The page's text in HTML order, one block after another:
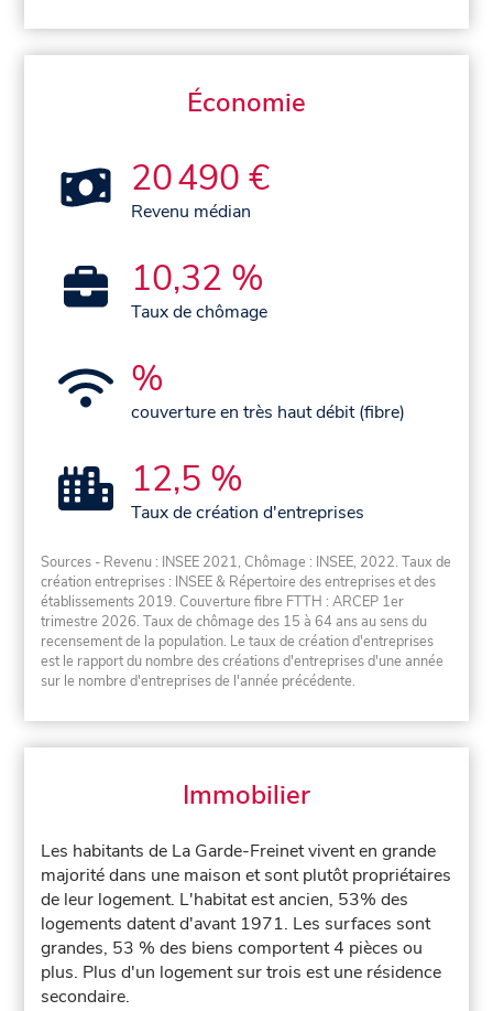
Économie
20 490 €
Revenu médian
10,32 %
Taux de chômage
%
couverture en très haut débit (fibre)
12,5 %
Taux de création d'entreprises
Sources - Revenu : INSEE 2021, Chômage : INSEE, 2022. Taux de
création entreprises : INSEE & Répertoire des entreprises et des
établissements 2019. Couverture fibre FTTH : ARCEP 1er
trimestre 2026. Taux de chômage des 15 à 64 ans au sens du
recensement de la population. Le taux de création d'entreprises
est le rapport du nombre des créations d'entreprises d'une année
sur le nombre d'entreprises de l'année précédente.
Immobilier
Les habitants de La Garde-Freinet vivent en grande
majorité dans une maison et sont plutôt propriétaires
de leur logement. L'habitat est ancien, 53% des
logements datent d'avant 1971. Les surfaces sont
grandes, 53 % des biens comportent 4 pièces ou
plus. Plus d'un logement sur trois est une résidence
secondaire.